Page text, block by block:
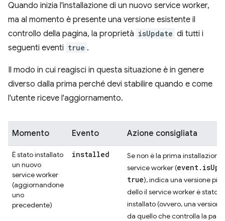
Quando inizia l'installazione di un nuovo service worker,
ma al momento è presente una versione esistente il
controllo della pagina, la proprietà isUpdate di tutti i
seguenti eventi true .
Il modo in cui reagisci in questa situazione è in genere
diverso dalla prima perché devi stabilire quando e come
l'utente riceve l'aggiornamento.
Momento Evento Azione consigliata
È stato installato
un nuovo
service worker
(aggiornandone
uno
precedente)
installed
Se non è la prima installazione
service worker (
true), indica una versione più
dello il service worker è stato
installato (ovvero, una
da quello che controlla la